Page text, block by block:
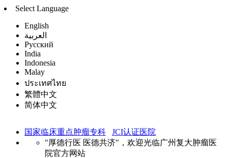
Select Language
English
العربية
Русский
India
Indonesia
Malay
ประเทศไทย
繁體中文
简体中文
国家临床重点肿瘤专科
JCI认证医院
"厚德行医 医德共济"，欢迎光临广州复大肿瘤医
院官方网站